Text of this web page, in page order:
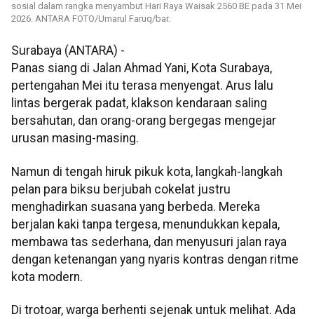
sosial dalam rangka menyambut Hari Raya Waisak 2560 BE pada 31 Mei
2026. ANTARA FOTO/Umarul Faruq/bar.
Surabaya (ANTARA) -
Panas siang di Jalan Ahmad Yani, Kota Surabaya,
pertengahan Mei itu terasa menyengat. Arus lalu
lintas bergerak padat, klakson kendaraan saling
bersahutan, dan orang-orang bergegas mengejar
urusan masing-masing.
Namun di tengah hiruk pikuk kota, langkah-langkah
pelan para biksu berjubah cokelat justru
menghadirkan suasana yang berbeda. Mereka
berjalan kaki tanpa tergesa, menundukkan kepala,
membawa tas sederhana, dan menyusuri jalan raya
dengan ketenangan yang nyaris kontras dengan ritme
kota modern.
Di trotoar, warga berhenti sejenak untuk melihat. Ada